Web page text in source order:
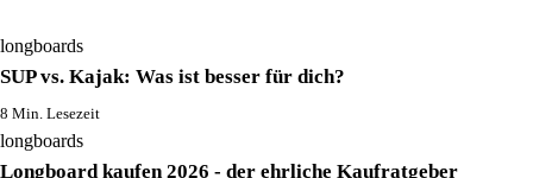
longboards
SUP vs. Kajak: Was ist besser für dich?
8 Min. Lesezeit
longboards
Longboard kaufen 2026 - der ehrliche Kaufratgeber